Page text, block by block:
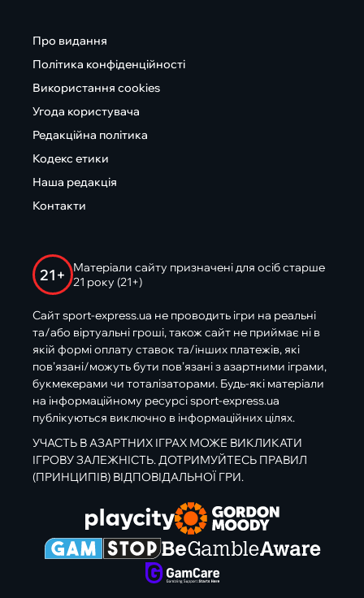
Про видання
Політика конфіденційності
Використання cookies
Угода користувача
Редакційна політика
Кодекс етики
Наша редакція
Контакти
21+
Матеріали сайту призначені для осіб старше
21 року (21+)
Сайт sport-express.ua не проводить ігри на реальні
та/або віртуальні гроші, також сайт не приймає ні в
якій формі оплату ставок та/інших платежів, які
пов’язані/можуть бути пов’язані з азартними іграми,
букмекерами чи тоталізаторами. Будь-які матеріали
на інформаційному ресурсі sport-express.ua
публікуються виключно в інформаційних цілях.
УЧАСТЬ В АЗАРТНИХ ІГРАХ МОЖЕ ВИКЛИКАТИ
ІГРОВУ ЗАЛЕЖНІСТЬ. ДОТРИМУЙТЕСЬ ПРАВИЛ
(ПРИНЦИПІВ) ВІДПОВІДАЛЬНОЇ ГРИ.